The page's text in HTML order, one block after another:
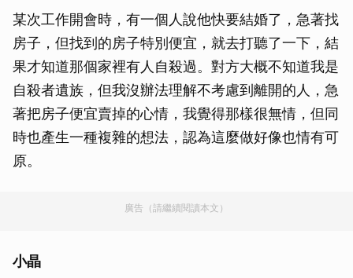
某次工作開會時，有一個人說他快要結婚了，急著找
房子，但找到的房子特別便宜，就去打聽了一下，結
果才知道那個家裡有人自殺過。對方大概不知道我是
自殺者遺族，但我沒辦法理解不考慮到離開的人，急
著把房子便宜賣掉的心情，我覺得那樣很無情，但同
時也產生一種複雜的想法，認為這麼做好像也情有可
原。
廣告（請繼續閱讀本文）
小晶